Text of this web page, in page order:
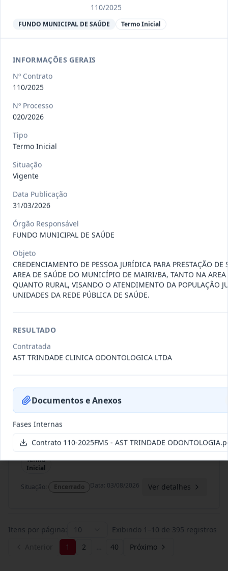
Termo
contrato a contratação de emp
Situação
012-
2023
Termo
Inicial
para apresentação musi
011-
Termo
Inicial
Contratação de empresa especializada
Situação : Encerrado Data :04/08/2026 Ver detalhes
010-
2023
Termo
Constitui o objeto do presente
Situação: Encerrado Data:03/08/2026 Ver detalhes
2023
Termo
Inicial
prestação de serviços de...
Situação: Encerrado Data: 03/08/2026 Ver detalhes
Itens por página: 10 Exibindo 1 –10 de 395 registros
1 2 … 40 Próximo
110/2025
FUNDO MUNICIPAL DE SAÚDE Termo Inicial
INFORMAÇÕES GERAIS
Nº Contrato
110/2025
Nº Processo
020/2026
Tipo
Termo Inicial
Situação
Vigente
Data Publicação
31/03/2026
Órgão Responsável
FUNDO MUNICIPAL DE SAÚDE
Objeto
CREDENCIAMENTO DE PESSOA JURÍDICA PARA PRESTAÇÃO DE
AREA DE SAÚDE DO MUNICÍPIO DE MAIRI/BA, TANTO NA
QUANTO RURAL, VISANDO O ATENDIMENTO DA POPULAÇÃO
UNIDADES DA REDE PÚBLICA DE SAÚDE.
RESULTADO
Contratada
AST TRINDADE CLINICA ODONTOLOGICA LTDA
Documentos e Anexos
Fases Internas
Contrato 110-2025FMS - AST TRINDADE